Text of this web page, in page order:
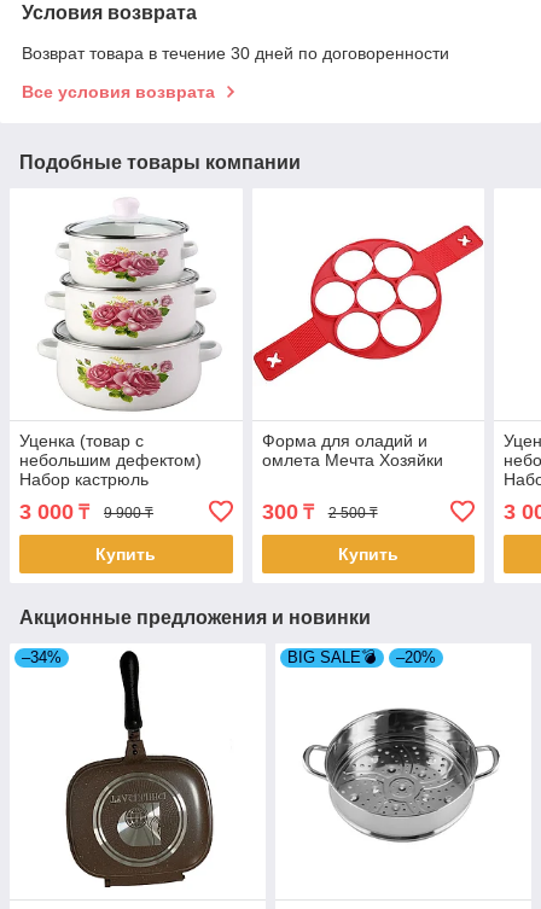
Условия возврата
Возврат товара в течение 30 дней по договоренности
Все условия возврата
Подобные товары компании
Уценка (товар с
небольшим дефектом)
Набор кастрюль
Хозяюшка, розовые цветы
(4467-1/1)
3 000 ₸ 9 900 ₸
Купить
Форма для оладий и
омлета Мечта Хозяйки
300₸ 2 500 ₸
Купить
3
Акционные предложения и новинки
–34% BIG SALE💣 –20%